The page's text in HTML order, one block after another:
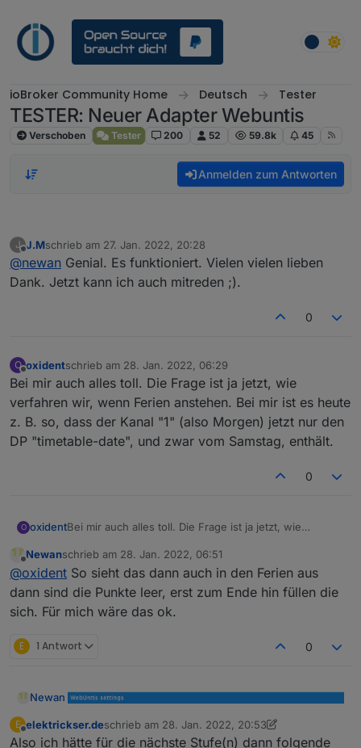
ioBroker Community Home Deutsch Tester
TESTER: Neuer Adapter Webuntis
Verschoben Tester 200 52 59.8k 45
Anmelden zum Antworten
J J.Mschrieb am 27. Jan. 2022, 20:28
zuletzt editiert von
@newan Genial. Es funktioniert. Vielen vielen lieben
Dank. Jetzt kann ich auch mitreden ;).
0
O
Offline
oxidentschrieb am 28. Jan. 2022, 06:29
zuletzt editiert von
Bei mir auch alles toll. Die Frage ist ja jetzt, wie
verfahren wir, wenn Ferien anstehen. Bei mir ist es heute
z. B. so, dass der Kanal "1" (also Morgen) jetzt nur den
DP "timetable-date", und zwar vom Samstag, enthält.
0
O oxidentBei mir auch alles toll. Die Frage ist ja jetzt, wie
heute z. B. so, dass der Kanal "1" (also Morgen) jetzt
nur den DP "timetable-date", und zwar vom Samstag,
enthält.
Offline
Newanschrieb am 28. Jan. 2022, 06:51
zuletzt editiert von
@oxident So sieht das dann auch in den Ferien aus
dann sind die Punkte leer, erst zum Ende hin füllen die
sich. Für mich wäre das ok.
E 1 Antwort 0
Newan
E
Offline
elektrickser.deschrieb am 28. Jan. 2022, 20:53
zuletzt editiert von elektrickser.de
Also ich hätte für die nächste Stufe(n) dann folgende